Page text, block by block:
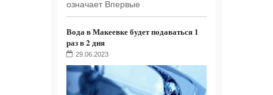
означает Впервые
Вода в Макеевке будет подаваться 1
раз в 2 дня
29.06.2023